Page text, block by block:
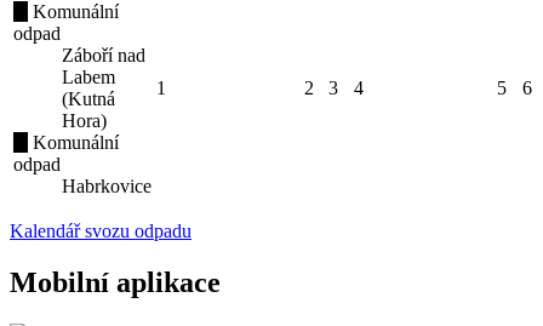
Komunální
odpad
Záboří nad
Labem
(Kutná
Hora)
Komunální
odpad
Habrkovice
1 2 3 4 5 6
Kalendář svozu odpadu
Mobilní aplikace